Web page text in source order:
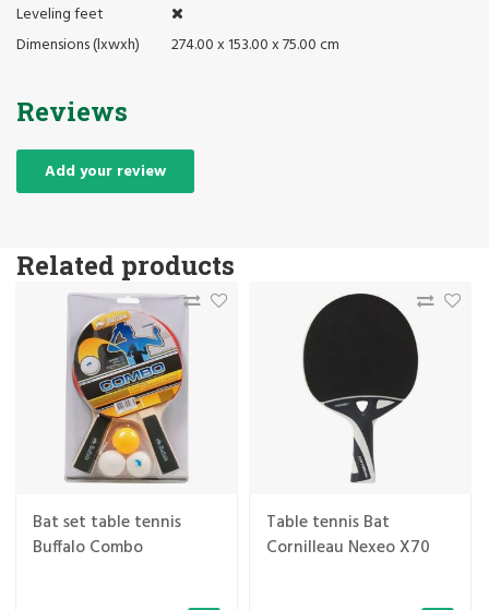
Leveling feet
Dimensions (lxwxh)
274.00 x 153.00 x 75.00 cm
Reviews
Add your review
Related products
Bat set table tennis
Buffalo Combo
Table tennis Bat
Cornilleau Nexeo X70